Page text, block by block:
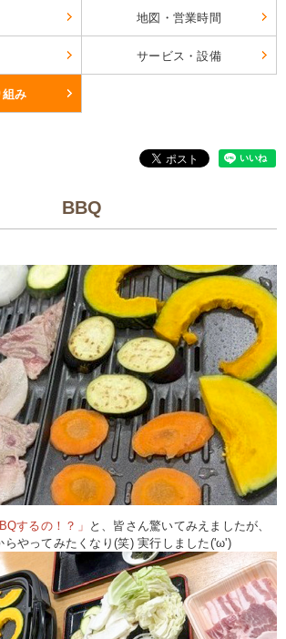
地図・営業時間
サービス・設備
組み
BBQ
するの！？」 と、皆さん驚いてみえましたが、
らやってみたくなり(笑) 実行しました('ω')